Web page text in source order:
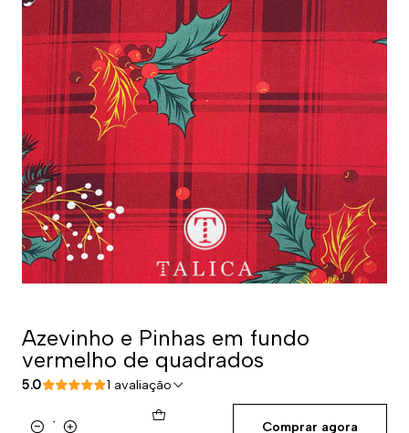
Azevinho e Pinhas em fundo
vermelho de quadrados
5.0 1 avaliação
Comprar agora